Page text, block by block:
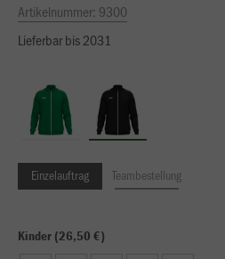
Artikelnummer: 9300
Lieferbar bis 2031
Einzelauftrag Teambestellung
Kinder (26,50 €)